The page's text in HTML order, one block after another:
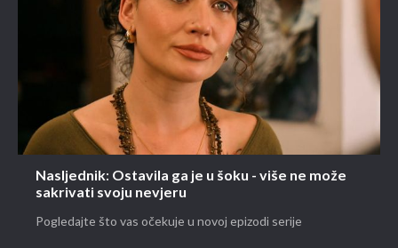
Nasljednik: Ostavila ga je u šoku - više ne može
sakrivati svoju nevjeru
Pogledajte što vas očekuje u novoj epizodi serije